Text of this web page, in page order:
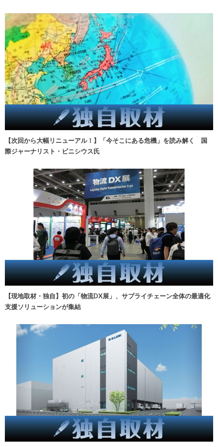
【次回から大幅リニューアル！】「今そこにある危機」を読み解く 国
際ジャーナリスト・ビニシウス氏
【現地取材・独自】初の「物流DX展」、サプライチェーン全体の最適化
支援ソリューションが集結